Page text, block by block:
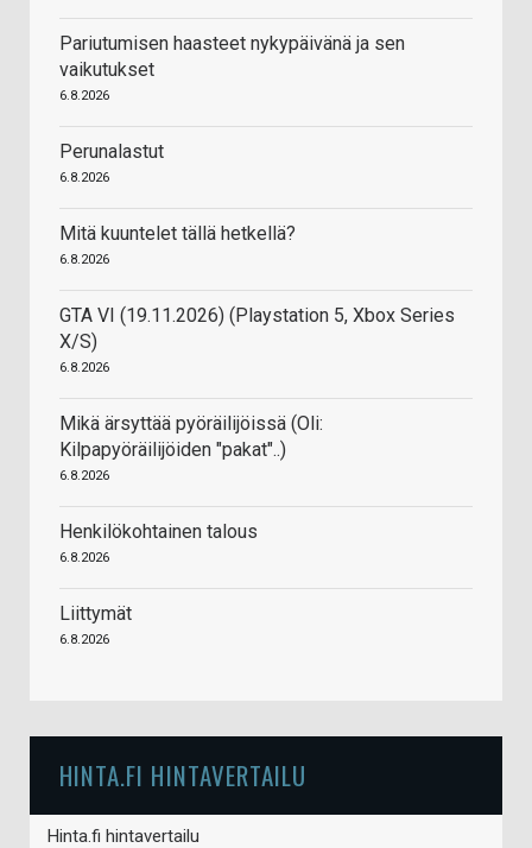
Pariutumisen haasteet nykypäivänä ja sen
vaikutukset
6.8.2026
Perunalastut
6.8.2026
Mitä kuuntelet tällä hetkellä?
6.8.2026
GTA VI (19.11.2026) (Playstation 5, Xbox Series
X/S)
6.8.2026
Mikä ärsyttää pyöräilijöissä (Oli:
Kilpapyöräilijöiden "pakat"..)
6.8.2026
Henkilökohtainen talous
6.8.2026
Liittymät
6.8.2026
HINTA.FI HINTAVERTAILU
Hinta.fi hintavertailu